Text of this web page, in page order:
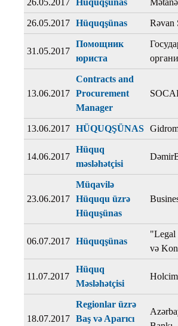
26.05.2017 Hüquqşünas
26.05.2017 Hüquqşünas Rəvan
31.05.2017
Помощник
юриста
13.06.2017
Contracts and
Procurement
Manager
13.06.2017 HÜQUQŞÜNAS
14.06.2017
Hüquq
məsləhətçisi
23.06.2017
Müqavilə
Hüququ üzrə
Hüquşünas
06.07.2017 Hüquqşünas
"Legal
və
11.07.2017
Hüquq
Məsləhətçisi
18.07.2017
Regionlar üzrə
Baş və Aparıcı